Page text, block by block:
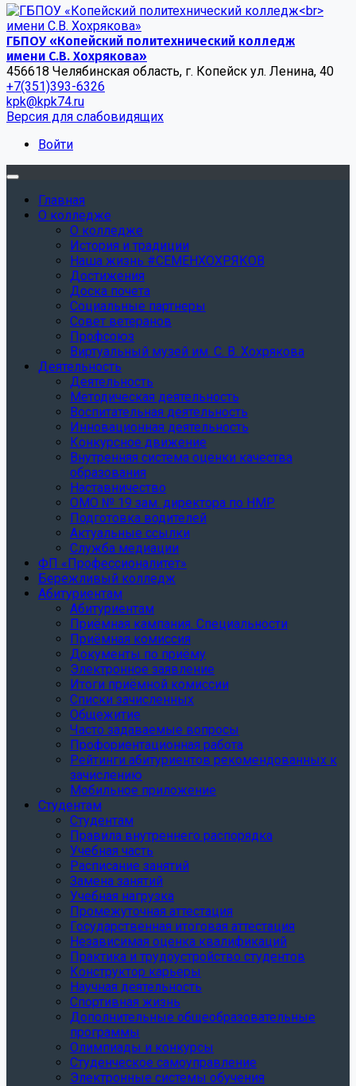
ГБПОУ «Копейский политехнический колледж
имени С.В. Хохрякова»
456618 Челябинская область, г. Копейск ул. Ленина, 40
+7(351)393-6326
kpk@kpk74.ru
Версия для слабовидящих
Войти
Главная
О колледже
О колледже
История и традиции
Наша жизнь #СЕМЕНХОХРЯКОВ
Достижения
Доска почета
Социальные партнеры
Совет ветеранов
Профсоюз
Виртуальный музей им. С. В. Хохрякова
Деятельность
Деятельность
Методическая деятельность
Воспитательная деятельность
Инновационная деятельность
Конкурсное движение
Внутренняя система оценки качества
образования
Наставничество
ОМО № 19 зам. директора по НМР
Подготовка водителей
Актуальные ссылки
Служба медиации
ФП «Профессионалитет»
Бережливый колледж
Абитуриентам
Абитуриентам
Приёмная кампания. Специальности
Приёмная комиссия
Документы по приёму
Электронное заявление
Итоги приёмной комиссии
Списки зачисленных
Общежитие
Часто задаваемые вопросы
Профориентационная работа
Рейтинги абитуриентов рекомендованных к
зачислению
Мобильное приложение
Студентам
Студентам
Правила внутреннего распорядка
Учебная часть
Расписание занятий
Замена занятий
Учебная нагрузка
Промежуточная аттестация
Государственная итоговая аттестация
Независимая оценка квалификаций
Практика и трудоустройство студентов
Конструктор карьеры
Научная деятельность
Спортивная жизнь
Дополнительные общеобразовательные
программы
Олимпиады и конкурсы
Студенческое самоуправление
Электронные системы обучения